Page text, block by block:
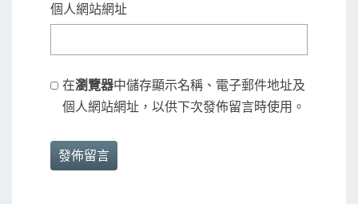
個人網站網址
在瀏覽器中儲存顯示名稱、電子郵件地址及
個人網站網址，以供下次發佈留言時使用。